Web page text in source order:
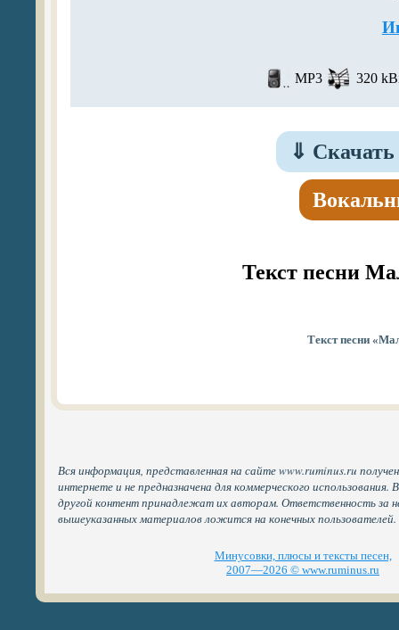
MP3 320
⇓
Текст песни
Текст песни
Вся информация, представленная на сайте www.ruminus.ru
интернете и не предназначена для коммерческого
другой контент принадлежат их авторам. Ответственность за
вышеуказанных материалов ложится на конечных пользователей.
Минусовки, плюсы и тексты песен,
2007—2026 © www.ruminus.ru